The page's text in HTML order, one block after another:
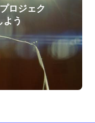
ロジェク
う